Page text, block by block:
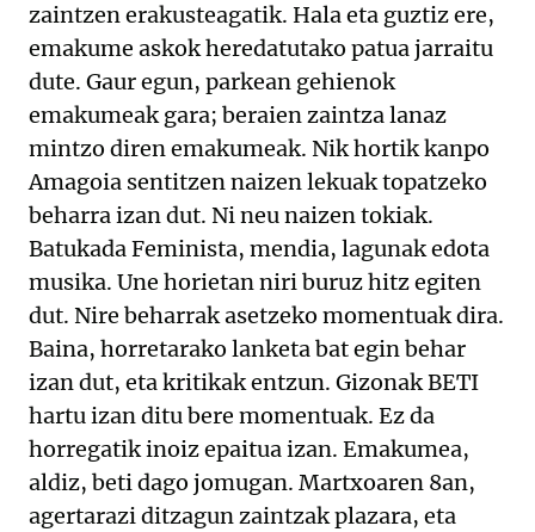
zaintzen erakusteagatik. Hala eta guztiz ere,
emakume askok heredatutako patua jarraitu
dute. Gaur egun, parkean gehienok
emakumeak gara; beraien zaintza lanaz
mintzo diren emakumeak. Nik hortik kanpo
Amagoia sentitzen naizen lekuak topatzeko
beharra izan dut. Ni neu naizen tokiak.
Batukada Feminista, mendia, lagunak edota
musika. Une horietan niri buruz hitz egiten
dut. Nire beharrak asetzeko momentuak dira.
Baina, horretarako lanketa bat egin behar
izan dut, eta kritikak entzun. Gizonak BETI
hartu izan ditu bere momentuak. Ez da
horregatik inoiz epaitua izan. Emakumea,
aldiz, beti dago jomugan. Martxoaren 8an,
agertarazi ditzagun zaintzak plazara, eta